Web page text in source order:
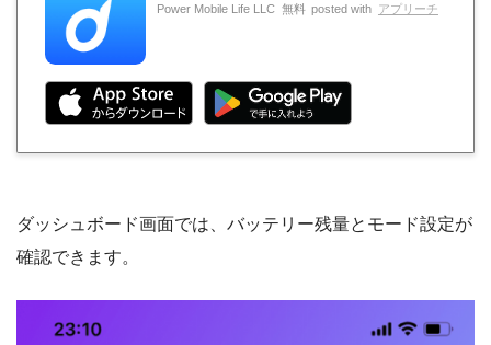
Power Mobile Life LLC 無料 posted with アプリーチ
ダッシュボード画面では、バッテリー残量とモード設定が
確認できます。